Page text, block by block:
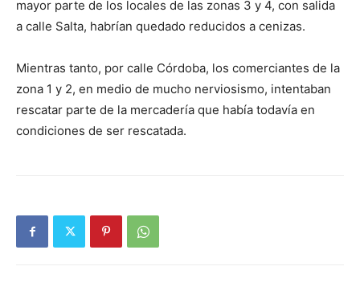
mayor parte de los locales de las zonas 3 y 4, con salida
a calle Salta, habrían quedado reducidos a cenizas.
Mientras tanto, por calle Córdoba, los comerciantes de la
zona 1 y 2, en medio de mucho nerviosismo, intentaban
rescatar parte de la mercadería que había todavía en
condiciones de ser rescatada.